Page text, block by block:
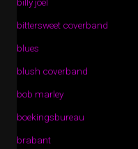
bittersweet coverband
blues
blush coverband
bob marley
boekingsbureau
brabant